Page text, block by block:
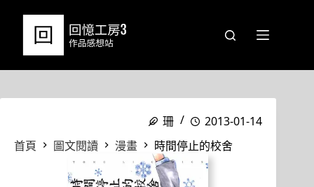
珊
2013-01-14
首頁
圖文閱讀 漫畫 時間停止的校舍